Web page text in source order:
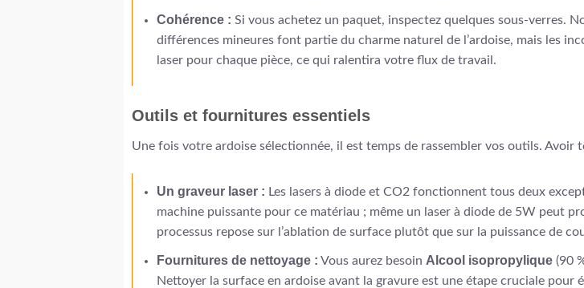
Cohérence : Si vous achetez un paquet, inspectez quelques sous-verres.
différences mineures font partie du charme naturel de l’ardoise, mais les
laser pour chaque pièce, ce qui ralentira votre flux de travail.
Outils et fournitures essentiels
Une fois votre ardoise sélectionnée, il est temps de rassembler vos outils.
Un graveur laser : Les lasers à diode et CO2 fonctionnent tous deux
machine puissante pour ce matériau ; même un laser à diode de 5W peut
processus repose sur l’ablation de surface plutôt que sur la puissance de
Fournitures de nettoyage : Vous aurez besoin Alcool isopropylique (90
Nettoyer la surface en ardoise avant la gravure est une étape cruciale pour